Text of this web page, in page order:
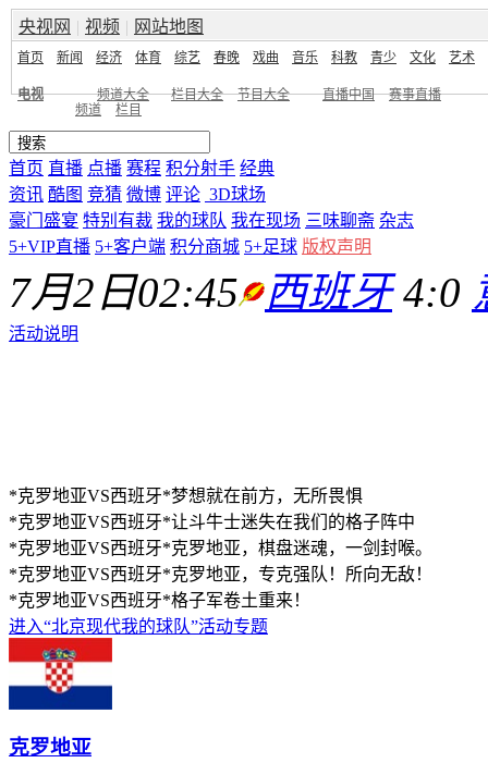
央视网 | 视频 | 网站地图
首页 新闻 经济 体育 综艺 春晚 戏曲 音乐 科教 青少 文化 艺术
电视 频道大全 栏目大全 节目大全 直播中国
赛事直播
频道
栏目
首页 直播 点播 赛程 积分射手 经典
资讯 酷图 竞猜 微博 评论 3D球场
豪门盛宴 特别有裁 我的球队 我在现场 三味聊斋 杂志
5+VIP直播 5+客户端 积分商城 5+足球 版权声明
7月2日02:45 西班牙4:0
活动说明
*克罗地亚VS西班牙*梦想就在前方，无所畏惧
*克罗地亚VS西班牙*让斗牛士迷失在我们的格子阵中
*克罗地亚VS西班牙*克罗地亚，棋盘迷魂，一剑封喉。
*克罗地亚VS西班牙*克罗地亚，专克强队！所向无敌！
*克罗地亚VS西班牙*格子军卷土重来！
进入“北京现代我的球队”活动专题
克罗地亚